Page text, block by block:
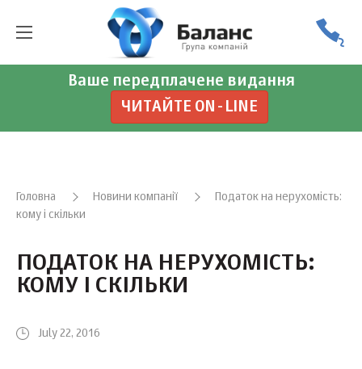
Ваше передплачене видання
ЧИТАЙТЕ ON-LINE
Головна Новини компанії
Податок на нерухомість:
кому і скільки
ПОДАТОК НА НЕРУХОМІСТЬ:
КОМУ І СКІЛЬКИ
July 22, 2016